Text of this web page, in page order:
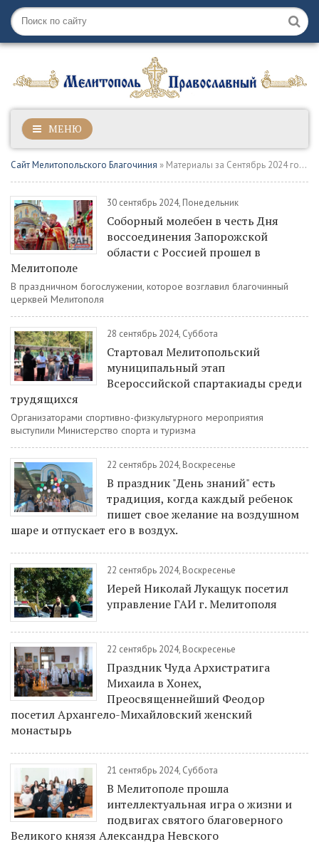
МЕНЮ
Сайт Мелитопольского Благочиния » Материалы за Сентябрь 2024 года
30 сентябрь 2024, Понедельник
Соборный молебен в честь Дня
воссоединения Запорожской
области с Россией прошел в
Мелитополе
В праздничном богослужении, которое возглавил благочинный
церквей Мелитополя
28 сентябрь 2024, Суббота
Стартовал Мелитопольский
муниципальный этап
Всероссийской спартакиады среди
трудящихся
Организаторами спортивно-физкультурного мероприятия
выступили Министерство спорта и туризма
22 сентябрь 2024, Воскресенье
В праздник "День знаний" есть
традиция, когда каждый ребенок
пишет свое желание на воздушном
шаре и отпускает его в воздух.
22 сентябрь 2024, Воскресенье
Иерей Николай Лукащук посетил
управление ГАИ г. Мелитополя
22 сентябрь 2024, Воскресенье
Праздник Чуда Архистратига
Михаила в Хонех,
Преосвященнейший Феодор
посетил Архангело-Михайловский женский
монастырь
21 сентябрь 2024, Суббота
В Мелитополе прошла
интеллектуальная игра о жизни и
подвигах святого благоверного
Великого князя Александра Невского